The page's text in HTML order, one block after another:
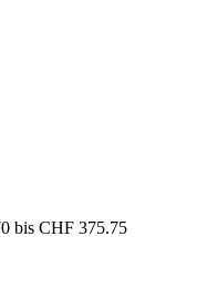
bis CHF 375.75